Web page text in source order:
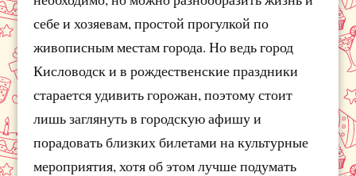
себе и хозяевам, простой прогулкой по
живописным местам города. Но ведь город
Кисловодск и в рождественские праздники
старается удивить горожан, поэтому стоит
лишь заглянуть в городскую афишу и
порадовать близких билетами на культурные
мероприятия, хотя об этом лучше подумать